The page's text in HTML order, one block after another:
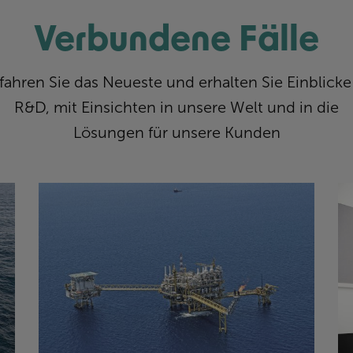
Verbundene Fälle
Sie das Neueste und erhalten Sie
R&D, mit Einsichten in unsere Welt und in die
Lösungen für unsere Kunden